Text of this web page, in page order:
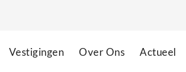
Vestigingen Over Ons Actueel